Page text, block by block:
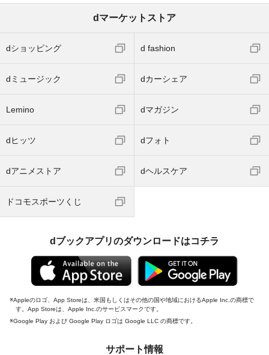
dマーケットストア
dショッピング d fashion
dミュージック dカーシェア
Lemino dマガジン
dヒッツ dフォト
dアニメストア dヘルスケア
ドコモスポーツくじ
dブックアプリのダウンロードはコチラ
Appleのロゴ、App Storeは、米国もしくはその他の国や地域におけるApple Inc.の商標で
す。App Storeは、Apple Inc.のサービスマークです。
Google Play および Google Play ロゴは Google LLC の商標です。
サポート情報